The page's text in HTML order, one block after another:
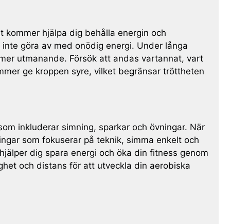
hjälpa dig behålla energin och
göra av med onödig energi. Under långa
utmanande. Försök att andas vartannat, vart
ge kroppen syre, vilket begränsar tröttheten
inkluderar simning, sparkar och övningar. När
som fokuserar på teknik, simma enkelt och
dig spara energi och öka din fitness genom
och distans för att utveckla din aerobiska